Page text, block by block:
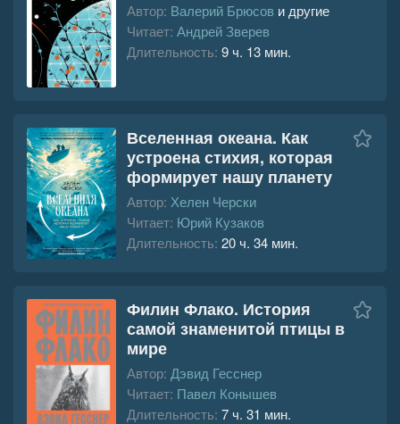
Автор: Валерий Брюсов и другие
Читает: Андрей Зверев
Длительность: 9 ч. 13 мин.
Вселенная океана. Как
устроена стихия, которая
формирует нашу планету
Автор: Хелен Черски
Читает: Юрий Кузаков
Длительность: 20 ч. 34 мин.
Филин Флако. История
самой знаменитой птицы в
мире
Автор: Дэвид Гесснер
Читает: Павел Конышев
Длительность: 7 ч. 31 мин.